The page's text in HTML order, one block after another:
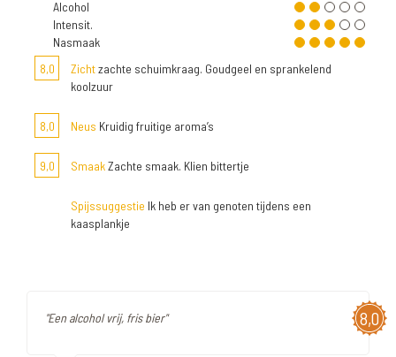
Alcohol
Intensit.
Nasmaak
8,0
Zichtzachte schuimkraag. Goudgeel en sprankelend
koolzuur
8,0 Neus Kruidig fruitige aroma’s
9,0 SmaakZachte smaak. Klien bittertje
Spijssuggestie Ik heb er van genoten tijdens een
kaasplankje
8,0
"Een alcohol vrij, fris bier"